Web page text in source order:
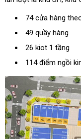
74 cửa hàng
49 quầy hàng
26 kiot 1 tầng
114 điểm ngồi